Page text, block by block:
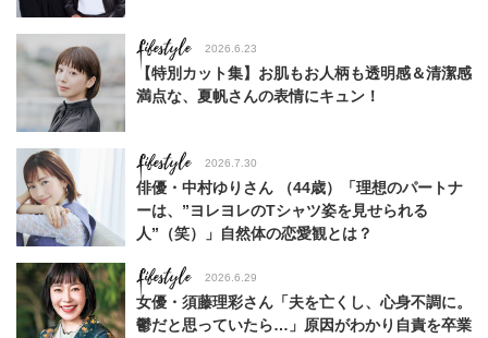
Lifestyle 2026.6.23
【特別カット集】お肌もお人柄も透明感＆清潔感
満点な、夏帆さんの表情にキュン！
Lifestyle 2026.7.30
俳優・中村ゆりさん （44歳）「理想のパートナ
ーは、”ヨレヨレのTシャツ姿を見せられる
人”（笑）」自然体の恋愛観とは？
Lifestyle 2026.6.29
女優・須藤理彩さん「夫を亡くし、心身不調に。
鬱だと思っていたら…」原因がわかり自責を卒業